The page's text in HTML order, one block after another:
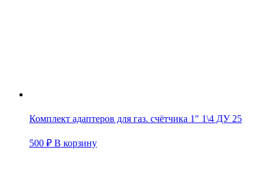
Комплект адаптеров для газ. счётчика 1″ 1\4 ДУ 25
500 ₽ В корзину